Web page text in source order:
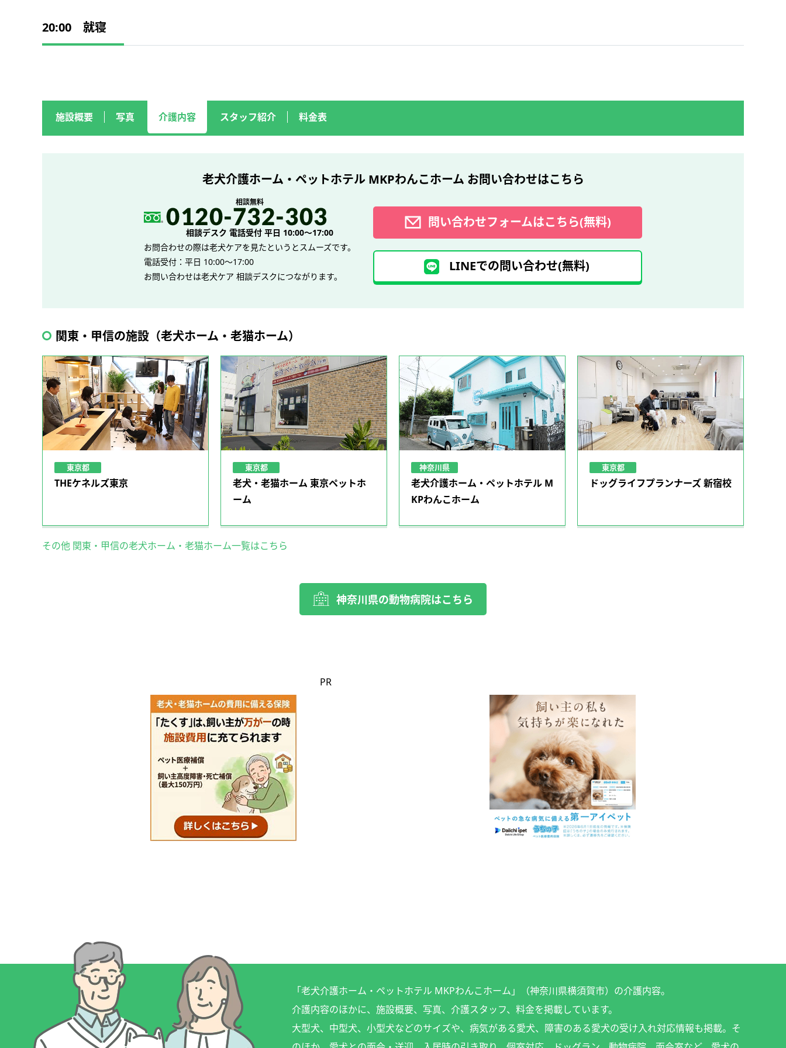
20:00 就寝
施設概要 写真 介護内容 スタッフ紹介 料金表
老犬介護ホーム・ペットホテル MKPわんこホーム お問い合わせはこちら
問い合わせフォームはこちら(無料)
LINEでの問い合わせ(無料)
相談無料
相談デスク 電話受付 平日 10:00～17:00
お問合わせの際は老犬ケアを見たというとスムーズです。
電話受付：平日 10:00～17:00
お問い合わせは老犬ケア 相談デスクにつながります。
関東・甲信の施設（老犬ホーム・老猫ホーム）
東京都
THEケネルズ東京
東京都
老犬・老猫ホーム 東京ペットホ
ーム
神奈川県
老犬介護ホーム・ペットホテル M
KPわんこホーム
東京都
ドッグライフプランナーズ 新宿校
その他 関東・甲信の老犬ホーム・老猫ホーム一覧はこちら
神奈川県の動物病院はこちら
PR
「老犬介護ホーム・ペットホテル MKPわんこホーム」（神奈川県横須賀市）の介護内容。
介護内容のほかに、施設概要、写真、介護スタッフ、料金を掲載しています。
大型犬、中型犬、小型犬などのサイズや、病気がある愛犬、障害のある愛犬の受け入れ対応情報も掲載。そ